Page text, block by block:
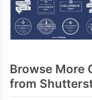
Browse More
from